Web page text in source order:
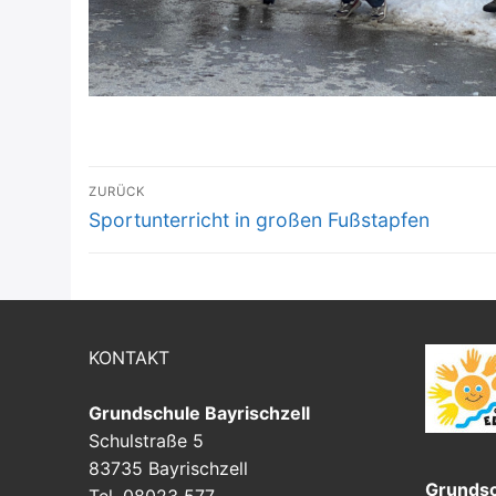
Beitragsnavigation
ZURÜCK
Vorheriger
Sportunterricht in großen Fußstapfen
KONTAKT
Grundschule Bayrischzell
Schulstraße 5
83735 Bayrischzell